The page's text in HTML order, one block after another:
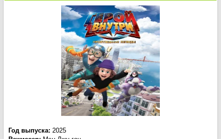
Hero Inside Movie 2 (2025)
Год выпуска: 2025